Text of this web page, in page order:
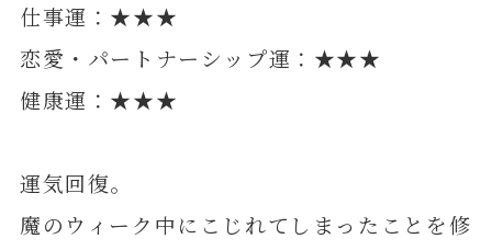
仕事運：★★★
恋愛・パートナーシップ運：★★★
健康運：★★★
運気回復。
魔のウィーク中にこじれてしまったことを修